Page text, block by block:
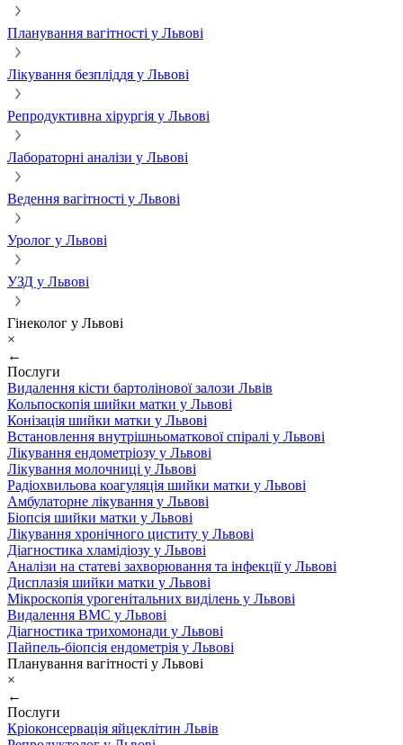
Планування вагітності у Львові
Лікування безпліддя у Львові
Репродуктивна хірургія у Львові
Лабораторні аналізи у Львові
Ведення вагітності у Львові
Уролог у Львові
УЗД у Львові
Гінеколог у Львові
×
←
Послуги
Видалення кісти бартолінової залози Львів
Кольпоскопія шийки матки у Львові
Конізація шийки матки у Львові
Встановлення внутрішньоматкової спіралі у Львові
Лікування ендометріозу у Львові
Лікування молочниці у Львові
Радіохвильова коагуляція шийки матки у Львові
Амбулаторне лікування у Львові
Біопсія шийки матки у Львові
Лікування хронічного циститу у Львові
Діагностика хламідіозу у Львові
Аналізи на статеві захворювання та інфекції у Львові
Дисплазія шийки матки у Львові
Мікроскопія урогенітальних виділень у Львові
Видалення ВМС у Львові
Діагностика трихомонади у Львові
Пайпель-біопсія ендометрія у Львові
Планування вагітності у Львові
×
←
Послуги
Кріоконсервація яйцеклітин Львів